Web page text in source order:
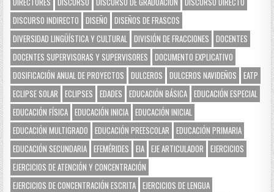
DISCURSO INDIRECTO
DISEÑO
DISEÑOS DE FRASCOS
DIVERSIDAD LINGÜÍSTICA Y CULTURAL
DIVISIÓN DE FRACCIONES
DOCENTES
DOCENTES SUPERVISORAS Y SUPERVISORES
DOCUMENTO EXPLICATIVO
DOSIFICACIÓN ANUAL DE PROYECTOS
DULCEROS DULCEROS NAVIDEÑOS
EATP
ECLIPSE SOLAR
ECLIPSES EDADES EDUCACIÓN BÁSICA EDUCACIÓN ESPECIAL
EDUCACIÓN FÍSICA EDUCACIÓN INICIA EDUCACIÓN INICIAL
EDUCACIÓN MULTIGRADO
EDUCACIÓN PREESCOLAR
EDUCACIÓN PRIMARIA
EDUCACIÓN SECUNDARIA EFEMÉRIDES EIA EJE ARTICULADOR
EJERCICIOS
EJERCICIOS DE ATENCIÓN Y CONCENTRACIÓN
EJERCICIOS DE CONCENTRACIÓN ESCRITA EJERCICIOS DE LENGUA